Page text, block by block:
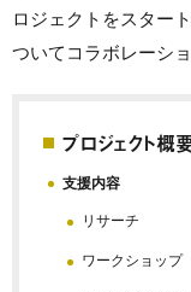
ロジェクトをスター
ついてコラボレーシ
プロジェクト概
支援内容
リサーチ
ワークショップ